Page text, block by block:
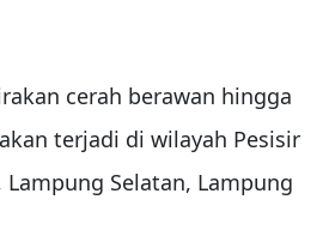
cerah berawan hingga
terjadi di wilayah Pesisir
Selatan, Lampung